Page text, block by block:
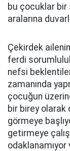
bu çocuklar bir
aralarına
Çekirdek
ferdi
nefsi
zamanında
çocuğun
bir birey olarak
görmeye
getirmeye